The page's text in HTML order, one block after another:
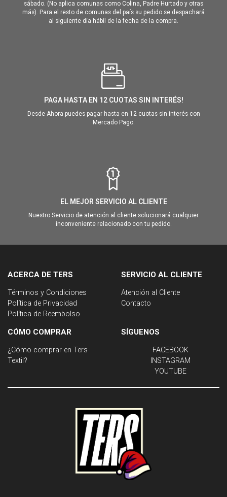
sábado. (No aplica comunas como Colina, Padre Hurtado y otras
más). Para el resto de comunas del país su pedido se despachará
al siguiente día hábil de la fecha de la compra.
PAGA HASTA EN 12 CUOTAS SIN INTERÉS!
Desde Ahora puedes pagar hasta en 12 cuotas sin interés con
Mercado Pago.
EL MEJOR SERVICIO AL CLIENTE
Nuestro Servicio de atención al cliente solucionará cualquier
inconveniente relacionado con tu pedido.
ACERCA DE TERS
Términos y Condiciones
Política de Privacidad
Política de Reembolso
SERVICIO AL CLIENTE
Atención al Cliente
Contacto
CÓMO COMPRAR
¿Cómo comprar en Ters
Textil?
SÍGUENOS
FACEBOOK
INSTAGRAM
YOUTUBE